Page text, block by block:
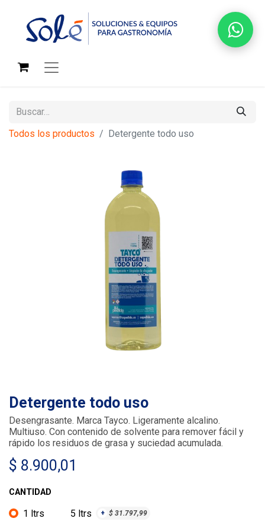
Todos los productos Detergente todo uso
Detergente todo uso
Desengrasante. Marca Tayco. Ligeramente alcalino.
Multiuso. Con contenido de solvente para remover fácil y
rápido los residuos de grasa y suciedad acumulada.
$ 8.900,01
CANTIDAD
1 ltrs 5 ltrs + $ 31.797,99